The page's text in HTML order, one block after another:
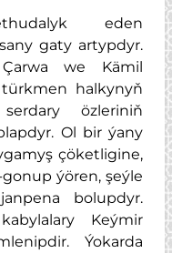
eden
gaty artypdyr.
we Kämil
türkmen halkynyň
özleriniň
Ol bir ýany
çöketligine,
ýören, şeýle
bolupdyr.
Keýmir
Ýokarda